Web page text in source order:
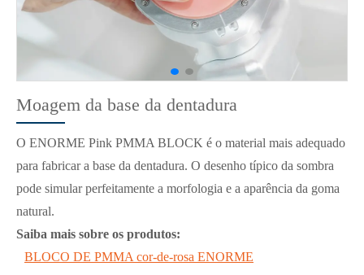
Moagem da base da dentadura
O ENORME Pink PMMA BLOCK é o material mais adequado
para fabricar a base da dentadura. O desenho típico da sombra
pode simular perfeitamente a morfologia e a aparência da goma
natural.
Saiba mais sobre os produtos:
BLOCO DE PMMA cor-de-rosa ENORME